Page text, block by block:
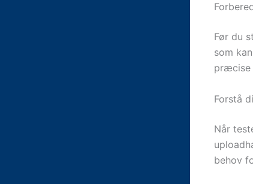
Før du
som
præcise
Forstå
Når
behov